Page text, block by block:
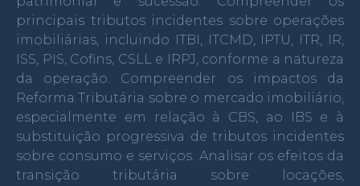
principais tributos incidentes sobre operações
imobiliárias, incluindo ITBI, ITCMD, IPTU, ITR, IR,
ISS, PIS, Cofins, CSLL e IRPJ, conforme a natureza
da operação. Compreender os impactos da
Reforma Tributária sobre o mercado imobiliário,
especialmente em relação à CBS, ao IBS e à
substituição progressiva de tributos incidentes
sobre consumo e serviços. Analisar os efeitos da
transição tributária sobre locações,